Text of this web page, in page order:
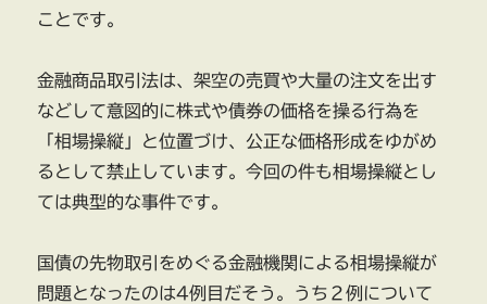
ことです。
金融商品取引法は、架空の売買や大量の注文を出す
などして意図的に株式や債券の価格を操る行為を
「相場操縦」と位置づけ、公正な価格形成をゆがめ
るとして禁止しています。今回の件も相場操縦とし
ては典型的な事件です。
国債の先物取引をめぐる金融機関による相場操縦が
問題となったのは4例目だそう。うち２例について